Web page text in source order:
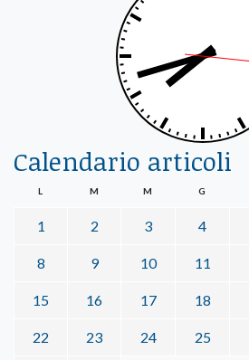
Calendario articoli
L M M G
1 2 3 4
8 9 10 11
15 16 17 18
22 23 24 25